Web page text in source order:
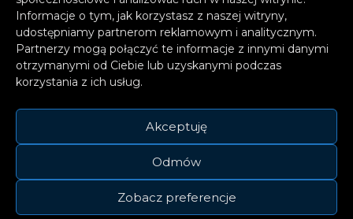
Informacje o tym, jak korzystasz z naszej witryny,
udostępniamy partnerom reklamowym i analitycznym.
Partnerzy mogą połączyć te informacje z innymi danymi
otrzymanymi od Ciebie lub uzyskanymi podczas
korzystania z ich usług.
Akceptuję
Odmów
Zobacz preferencje
Zalia, czyli Julia Zarzecka – nagrodzona w
2026 r. dwoma Fryderykami polska
wokalistka, autorka tekstów i kompozytorka.
Jest absolwentką Vocal Performance and
Songwriting na BIMM w Londynie. W 2022 r.